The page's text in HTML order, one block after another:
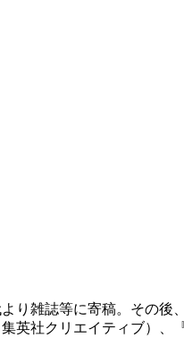
り雑誌等に寄稿。その
社クリエイティブ）、